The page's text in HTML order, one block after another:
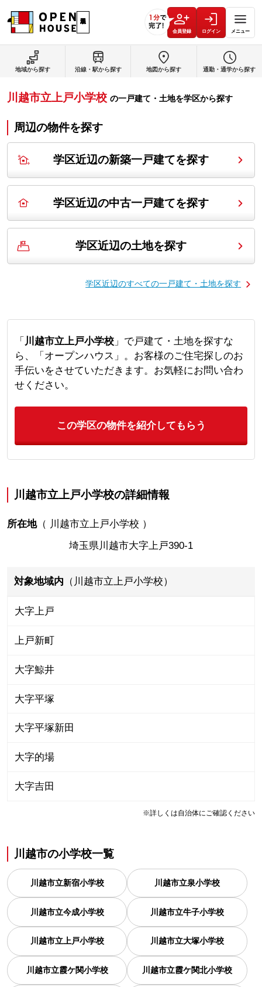
会員登録 ログイン メニュー
地域から探す 沿線・駅から探す 地図から探す 通勤・通学から探す
川越市立上戸小学校 の一戸建て・土地を学区から探す
周辺の物件を探す
学区近辺の新築一戸建てを探す
学区近辺の中古一戸建てを探す
学区近辺の土地を探す
学区近辺のすべての一戸建て・土地を探す
「 川越市立上戸小学校」で戸建て・土地を探すな
ら、「オープンハウス」。お客様のご住宅探しのお
手伝いをさせていただきます。お気軽にお問い合わ
せください。
この学区の物件を紹介してもらう
川越市立上戸小学校の詳細情報
所在地（ 川越市立上戸小学校 ）
埼玉県川越市大字上戸390-1
対象地域内 （川越市立上戸小学校）
大字上戸
上戸新町
大字鯨井
大字平塚
大字平塚新田
大字的場
大字吉田
※詳しくは自治体にご確認ください
川越市の小学校一覧
川越市立新宿小学校 川越市立泉小学校
川越市立今成小学校 川越市立牛子小学校
川越市立上戸小学校 川越市立大塚小学校
川越市立霞ケ関小学校 川越市立霞ケ関北小学校